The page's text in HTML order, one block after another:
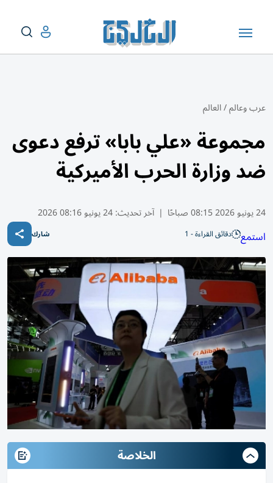
عرب وعالم/العالم
مجموعة «علي بابا» ترفع دعوى
ضد وزارة الحرب الأميركية
24 يونيو 2026 08:15 صباحًا | آخر تحديث:24 يونيو 08:16 2026
استمع دقائق القراءة - 1 شارك
الخلاصة